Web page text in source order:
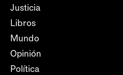
Justicia
Libros
Mundo
Opinión
Política